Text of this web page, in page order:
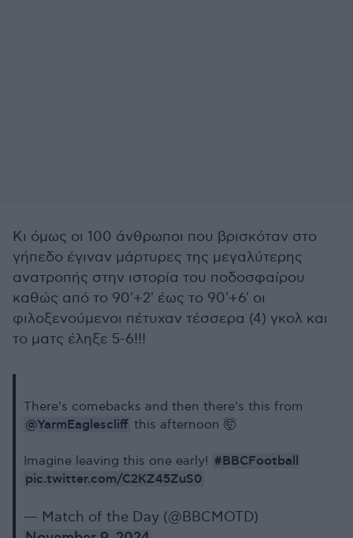
Κι όμως οι 100 άνθρωποι που βρισκόταν στο
γήπεδο έγιναν μάρτυρες της μεγαλύτερης
ανατροπής στην ιστορία του ποδοσφαίρου
καθώς από το 90'+2' έως το 90'+6' οι
φιλοξενούμενοι πέτυχαν τέσσερα (4) γκολ και
το ματς έληξε 5-6!!!
There's comebacks and then there's this from
@YarmEaglescliff this afternoon 🤯
Imagine leaving this one early! #BBCFootball
pic.twitter.com/C2KZ45ZuS0
— Match of the Day (@BBCMOTD)